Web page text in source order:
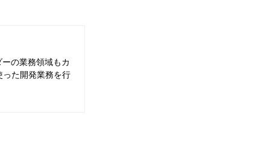
の業務領域もカ
た開発業務を行